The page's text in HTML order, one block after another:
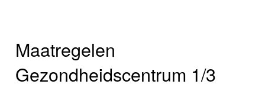
Maatregelen
Gezondheidscentrum 1/3